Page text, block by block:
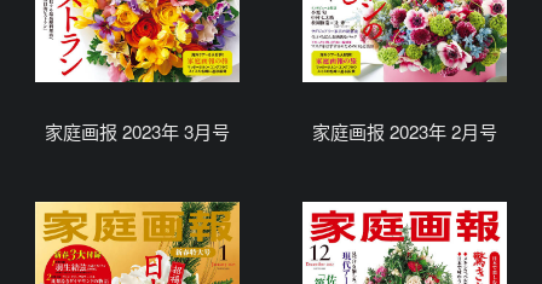
家庭画报 2023年 3月号 家庭画报 2023年 2月号